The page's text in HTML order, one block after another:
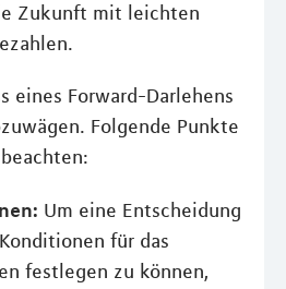
Zukunft mit leichten
eines Forward-Darlehens
Folgende Punkte
Um eine Entscheidung
für das
festlegen zu können,